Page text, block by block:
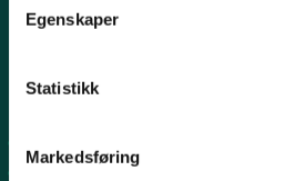
Egenskaper
Statistikk
Markedsføring
Snarveier